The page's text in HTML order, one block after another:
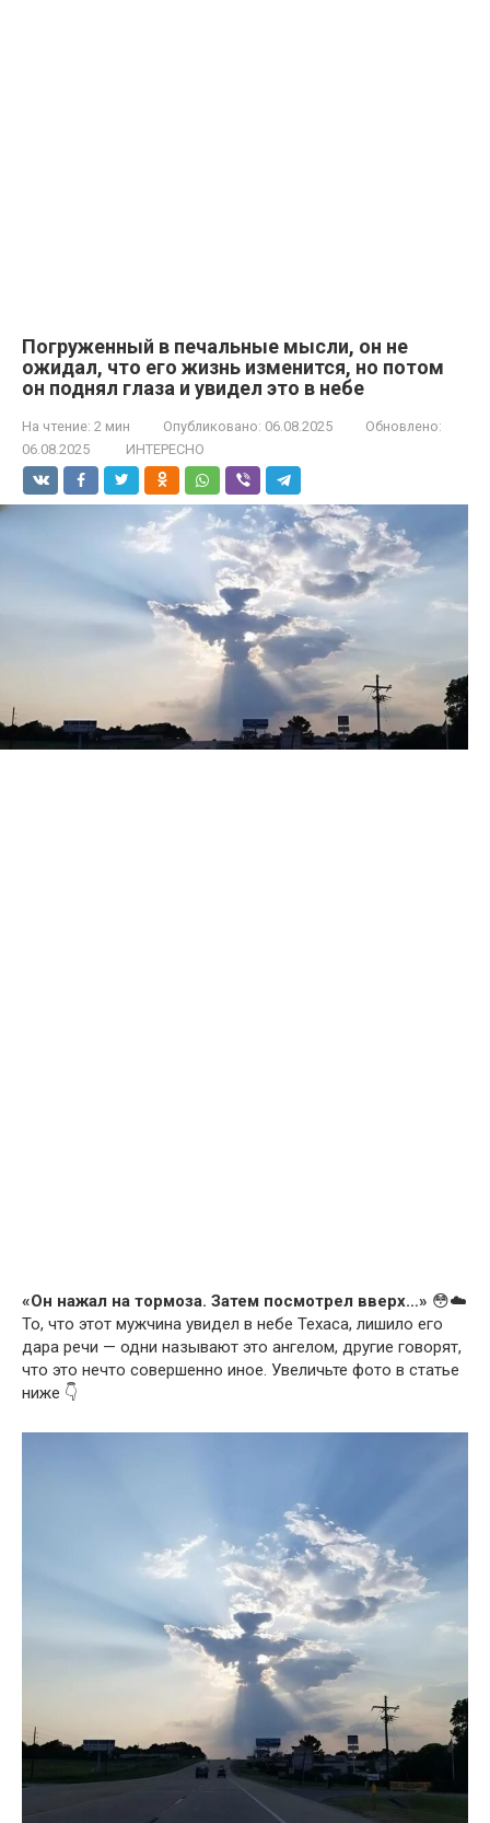
Погруженный в печальные мысли, он не
ожидал, что его жизнь изменится, но потом
он поднял глаза и увидел это в небе
На чтение: 2 мин Опубликовано: 06.08.2025
Обновлено:
06.08.2025
ИНТЕРЕСНО
«Он нажал на тормоза. Затем посмотрел вверх…» 😳☁️
То, что этот мужчина увидел в небе Техаса, лишило его
дара речи — одни называют это ангелом, другие говорят,
что это нечто совершенно иное. Увеличьте фото в статье
ниже 👇